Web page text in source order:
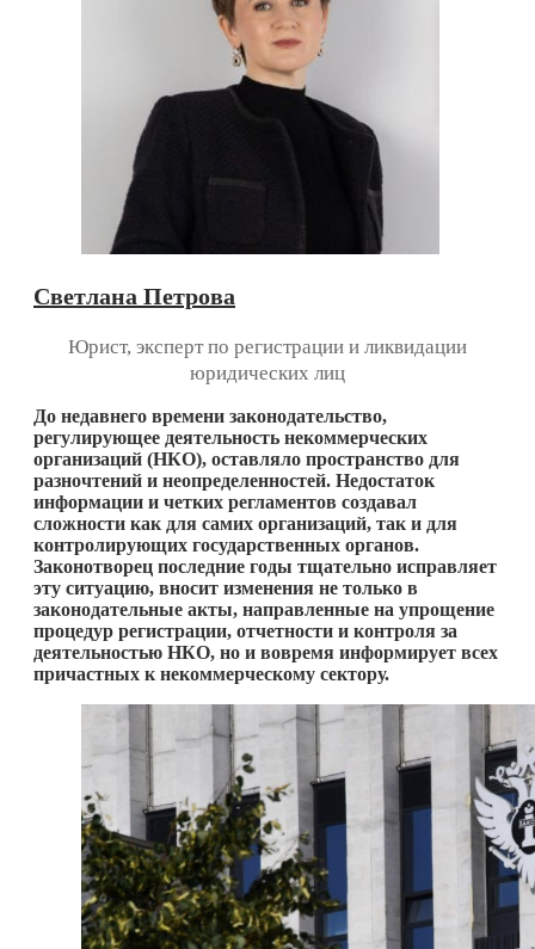
Светлана Петрова
Юрист, эксперт по регистрации и ликвидации
юридических лиц
До недавнего времени законодательство,
регулирующее деятельность некоммерческих
организаций (НКО), оставляло пространство для
разночтений и неопределенностей. Недостаток
информации и четких регламентов создавал
сложности как для самих организаций, так и для
контролирующих государственных органов.
Законотворец последние годы тщательно исправляет
эту ситуацию, вносит изменения не только в
законодательные акты, направленные на упрощение
процедур регистрации, отчетности и контроля за
деятельностью НКО, но и вовремя информирует всех
причастных к некоммерческому сектору.